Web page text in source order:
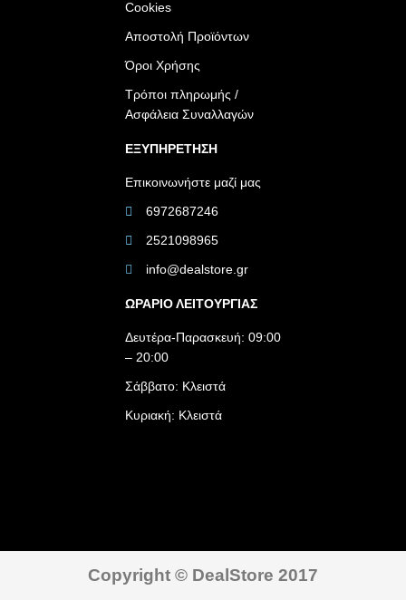
Cookies
Αποστολή Προϊόντων
Όροι Χρήσης
Τρόποι πληρωμής /
Ασφάλεια Συναλλαγών
ΕΞΥΠΗΡΕΤΗΣΗ
Επικοινωνήστε μαζί μας
6972687246
2521098965
info@dealstore.gr
ΩΡΑΡΙΟ ΛΕΙΤΟΥΡΓΙΑΣ​
Δευτέρα-Παρασκευή: 09:00
– 20:00
Σάββατο: Κλειστά
Κυριακή: Κλειστά
Copyright © DealStore 2017